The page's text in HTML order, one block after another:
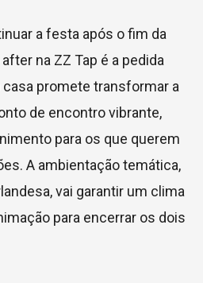
a festa após o fim da
na ZZ Tap é a pedida
casa promete transformar a
de encontro vibrante,
para os que querem
A ambientação temática,
vai garantir um clima
para encerrar os dois